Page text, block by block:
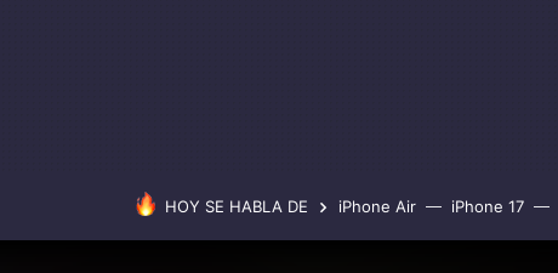
HOY SE HABLA DE iPhone Air iPhone 17